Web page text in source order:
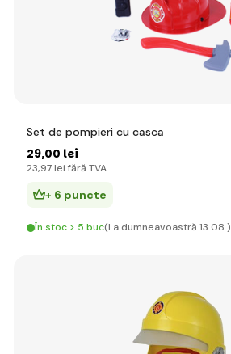
Set de pompieri cu casca
29,00 lei
23,97 lei fără TVA
+ 6 puncte
În stoc > 5 buc(La dumneavoastră 13.08.)